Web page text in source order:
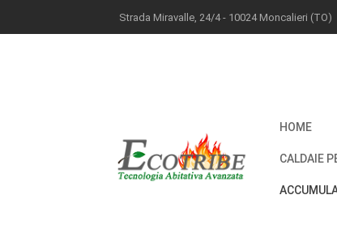
Strada Miravalle, 24/4 - 10024 Moncalieri (TO)
HOME
CALDAIE